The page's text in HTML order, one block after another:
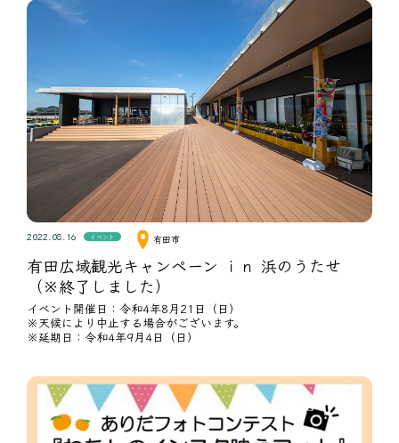
2022.08.16 イベント 有田市
有田広域観光キャンペーン ｉｎ 浜のうたせ
（※終了しました）
イベント開催日：令和4年8月21日（日）
※天候により中止する場合がございます。
※延期日：令和4年9月4日（日）